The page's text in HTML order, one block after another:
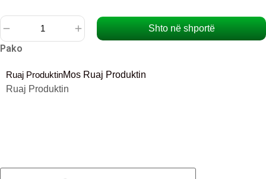
Euro
4.2mm,
Shto në shportë
Pako
Ruaj ProduktinMos Ruaj Produktin
Ruaj Produktin